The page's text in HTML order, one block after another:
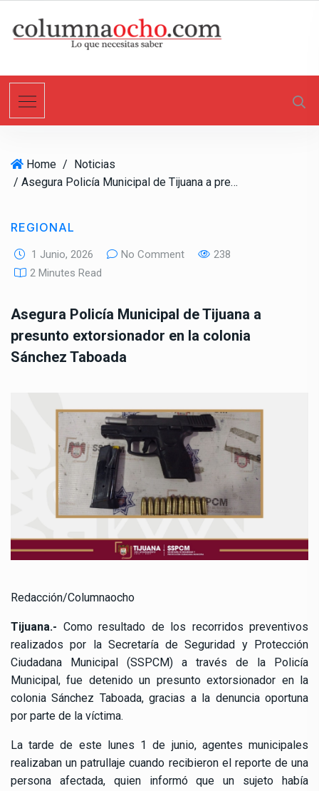
t
Home / Noticias
/ Asegura Policía Municipal de Tijuana a presunto extorsionador en la colonia Sánchez Taboada
REGIONAL
1 Junio, 2026 No Comment
238
2 Minutes Read
Asegura Policía Municipal de Tijuana a
presunto extorsionador en la colonia
Sánchez Taboada
Redacción/Columnaocho
Tijuana.- Como resultado de los recorridos preventivos
realizados por la Secretaría de Seguridad y Protección
Ciudadana Municipal (SSPCM) a través de la Policía
Municipal, fue detenido un presunto extorsionador en la
colonia Sánchez Taboada, gracias a la denuncia oportuna
por parte de la víctima.
La tarde de este lunes 1 de junio, agentes municipales
realizaban un patrullaje cuando recibieron el reporte de una
persona afectada, quien informó que un sujeto había